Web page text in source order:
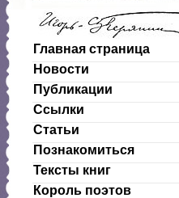
Главная страница
Новости
Публикации
Ссылки
Статьи
Познакомиться
Тексты книг
Король поэтов